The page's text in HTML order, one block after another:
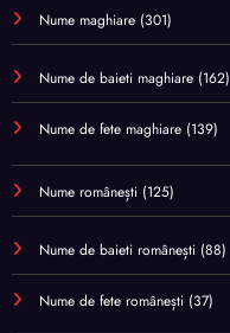
Nume maghiare (301)
Nume de baieti maghiare (162)
Nume de fete maghiare (139)
Nume românești (125)
Nume de baieti românești (88)
Nume de fete românești (37)